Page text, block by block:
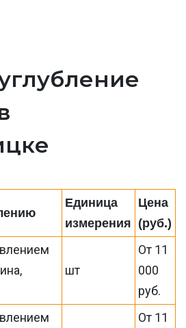
Единица
измерения
Цена
(руб.)
шт
От 11
000
руб.
От 11